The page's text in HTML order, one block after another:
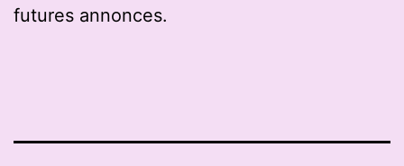
futures annonces.